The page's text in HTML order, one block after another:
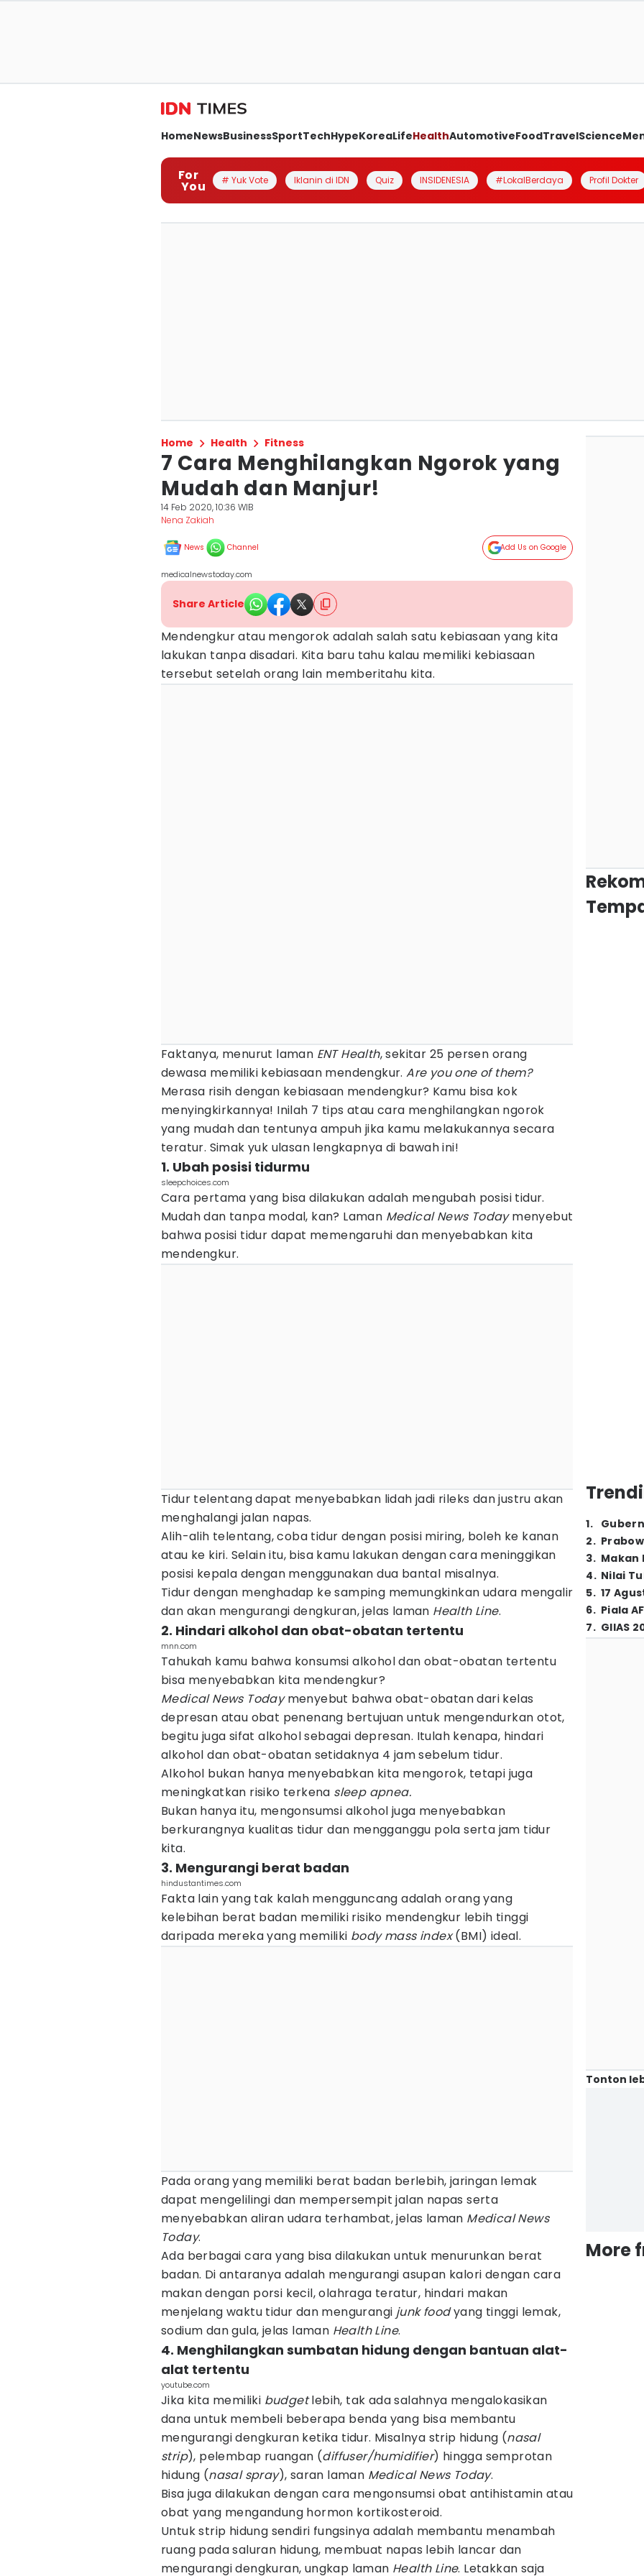
HomeNewsBusinessSportTechHypeKoreaLifeHealthAutomotiveFoodTravelScience
For
You # Yuk Vote Iklanin di IDN Quiz INSIDENESIA #LokalBerdaya Profil Dokter
Home Health Fitness
7 Cara Menghilangkan Ngorok yang
Mudah dan Manjur!
14 Feb 2020, 10:36 WIB
Nena Zakiah
News Channel Add Us on Google
medicalnewstoday.com
Share Article
Mendengkur atau mengorok adalah salah satu kebiasaan yang kita
lakukan tanpa disadari. Kita baru tahu kalau memiliki kebiasaan
tersebut setelah orang lain memberitahu kita.
Faktanya, menurut laman ENT Health, sekitar 25 persen orang
dewasa memiliki kebiasaan mendengkur.Are you one of them?
Merasa risih dengan kebiasaan mendengkur? Kamu bisa kok
menyingkirkannya! Inilah 7 tips atau cara menghilangkan ngorok
yang mudah dan tentunya ampuh jika kamu melakukannya secara
teratur. Simak yuk ulasan lengkapnya di bawah ini!
1. Ubah posisi tidurmu
sleepchoices.com
Cara pertama yang bisa dilakukan adalah mengubah posisi tidur.
Mudah dan tanpa modal, kan? Laman Medical News Todaymenyebut
bahwa posisi tidur dapat memengaruhi dan menyebabkan kita
mendengkur.
Tidur telentang dapat menyebabkan lidah jadi rileks dan justru akan
menghalangi jalan napas.
Alih-alih telentang, coba tidur dengan posisi miring, boleh ke kanan
atau ke kiri. Selain itu, bisa kamu lakukan dengan cara meninggikan
posisi kepala dengan menggunakan dua bantal misalnya.
Tidur dengan menghadap ke samping memungkinkan udara mengalir
dan akan mengurangi dengkuran, jelas laman Health Line.
2. Hindari alkohol dan obat-obatan tertentu
mnn.com
Tahukah kamu bahwa konsumsi alkohol dan obat-obatan tertentu
bisa menyebabkan kita mendengkur?
Medical News Todaymenyebut bahwa obat-obatan dari kelas
depresan atau obat penenang bertujuan untuk mengendurkan otot,
begitu juga sifat alkohol sebagai depresan. Itulah kenapa, hindari
alkohol dan obat-obatan setidaknya 4 jam sebelum tidur.
Alkohol bukan hanya menyebabkan kita mengorok, tetapi juga
meningkatkan risiko terkena sleep apnea.
Bukan hanya itu, mengonsumsi alkohol juga menyebabkan
berkurangnya kualitas tidur dan mengganggu pola serta jam tidur
kita.
3. Mengurangi berat badan
hindustantimes.com
Fakta lain yang tak kalah mengguncang adalah orang yang
kelebihan berat badan memiliki risiko mendengkur lebih tinggi
daripada mereka yang memiliki body mass index(BMI) ideal.
Pada orang yang memiliki berat badan berlebih, jaringan lemak
dapat mengelilingi dan mempersempit jalan napas serta
menyebabkan aliran udara terhambat, jelas laman Medical News
Today.
Ada berbagai cara yang bisa dilakukan untuk menurunkan berat
badan. Di antaranya adalah mengurangi asupan kalori dengan cara
makan dengan porsi kecil, olahraga teratur, hindari makan
menjelang waktu tidur dan mengurangi junk foodyang tinggi lemak,
sodium dan gula, jelas laman Health Line.
4. Menghilangkan sumbatan hidung dengan bantuan alat-
alat tertentu
youtube.com
Jika kita memiliki budgetlebih, tak ada salahnya mengalokasikan
dana untuk membeli beberapa benda yang bisa membantu
mengurangi dengkuran ketika tidur. Misalnya strip hidung (nasal
strip), pelembap ruangan (diffuser/humidifier) hingga semprotan
hidung (nasal spray), saran laman MedicalNews Today.
Bisa juga dilakukan dengan cara mengonsumsi obat antihistamin atau
obat yang mengandung hormon kortikosteroid.
Untuk strip hidung sendiri fungsinya adalah membantu menambah
ruang pada saluran hidung, membuat napas lebih lancar dan
mengurangi dengkuran, ungkap laman Health Line. Letakkan saja
1.
2.
3. Makan
4. Nilai
5. 17
6. Piala
7. GIIAS
Tonton
More